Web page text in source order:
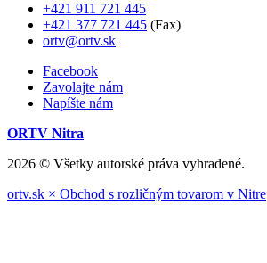
+421 911 721 445
+421 377 721 445 (Fax)
ortv@ortv.sk
Facebook
Zavolajte nám
Napíšte nám
ORTV Nitra
2026 © Všetky autorské práva vyhradené.
ortv.sk × Obchod s rozličným tovarom v Nitre